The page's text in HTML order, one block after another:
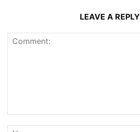
LEAVE A REPLY